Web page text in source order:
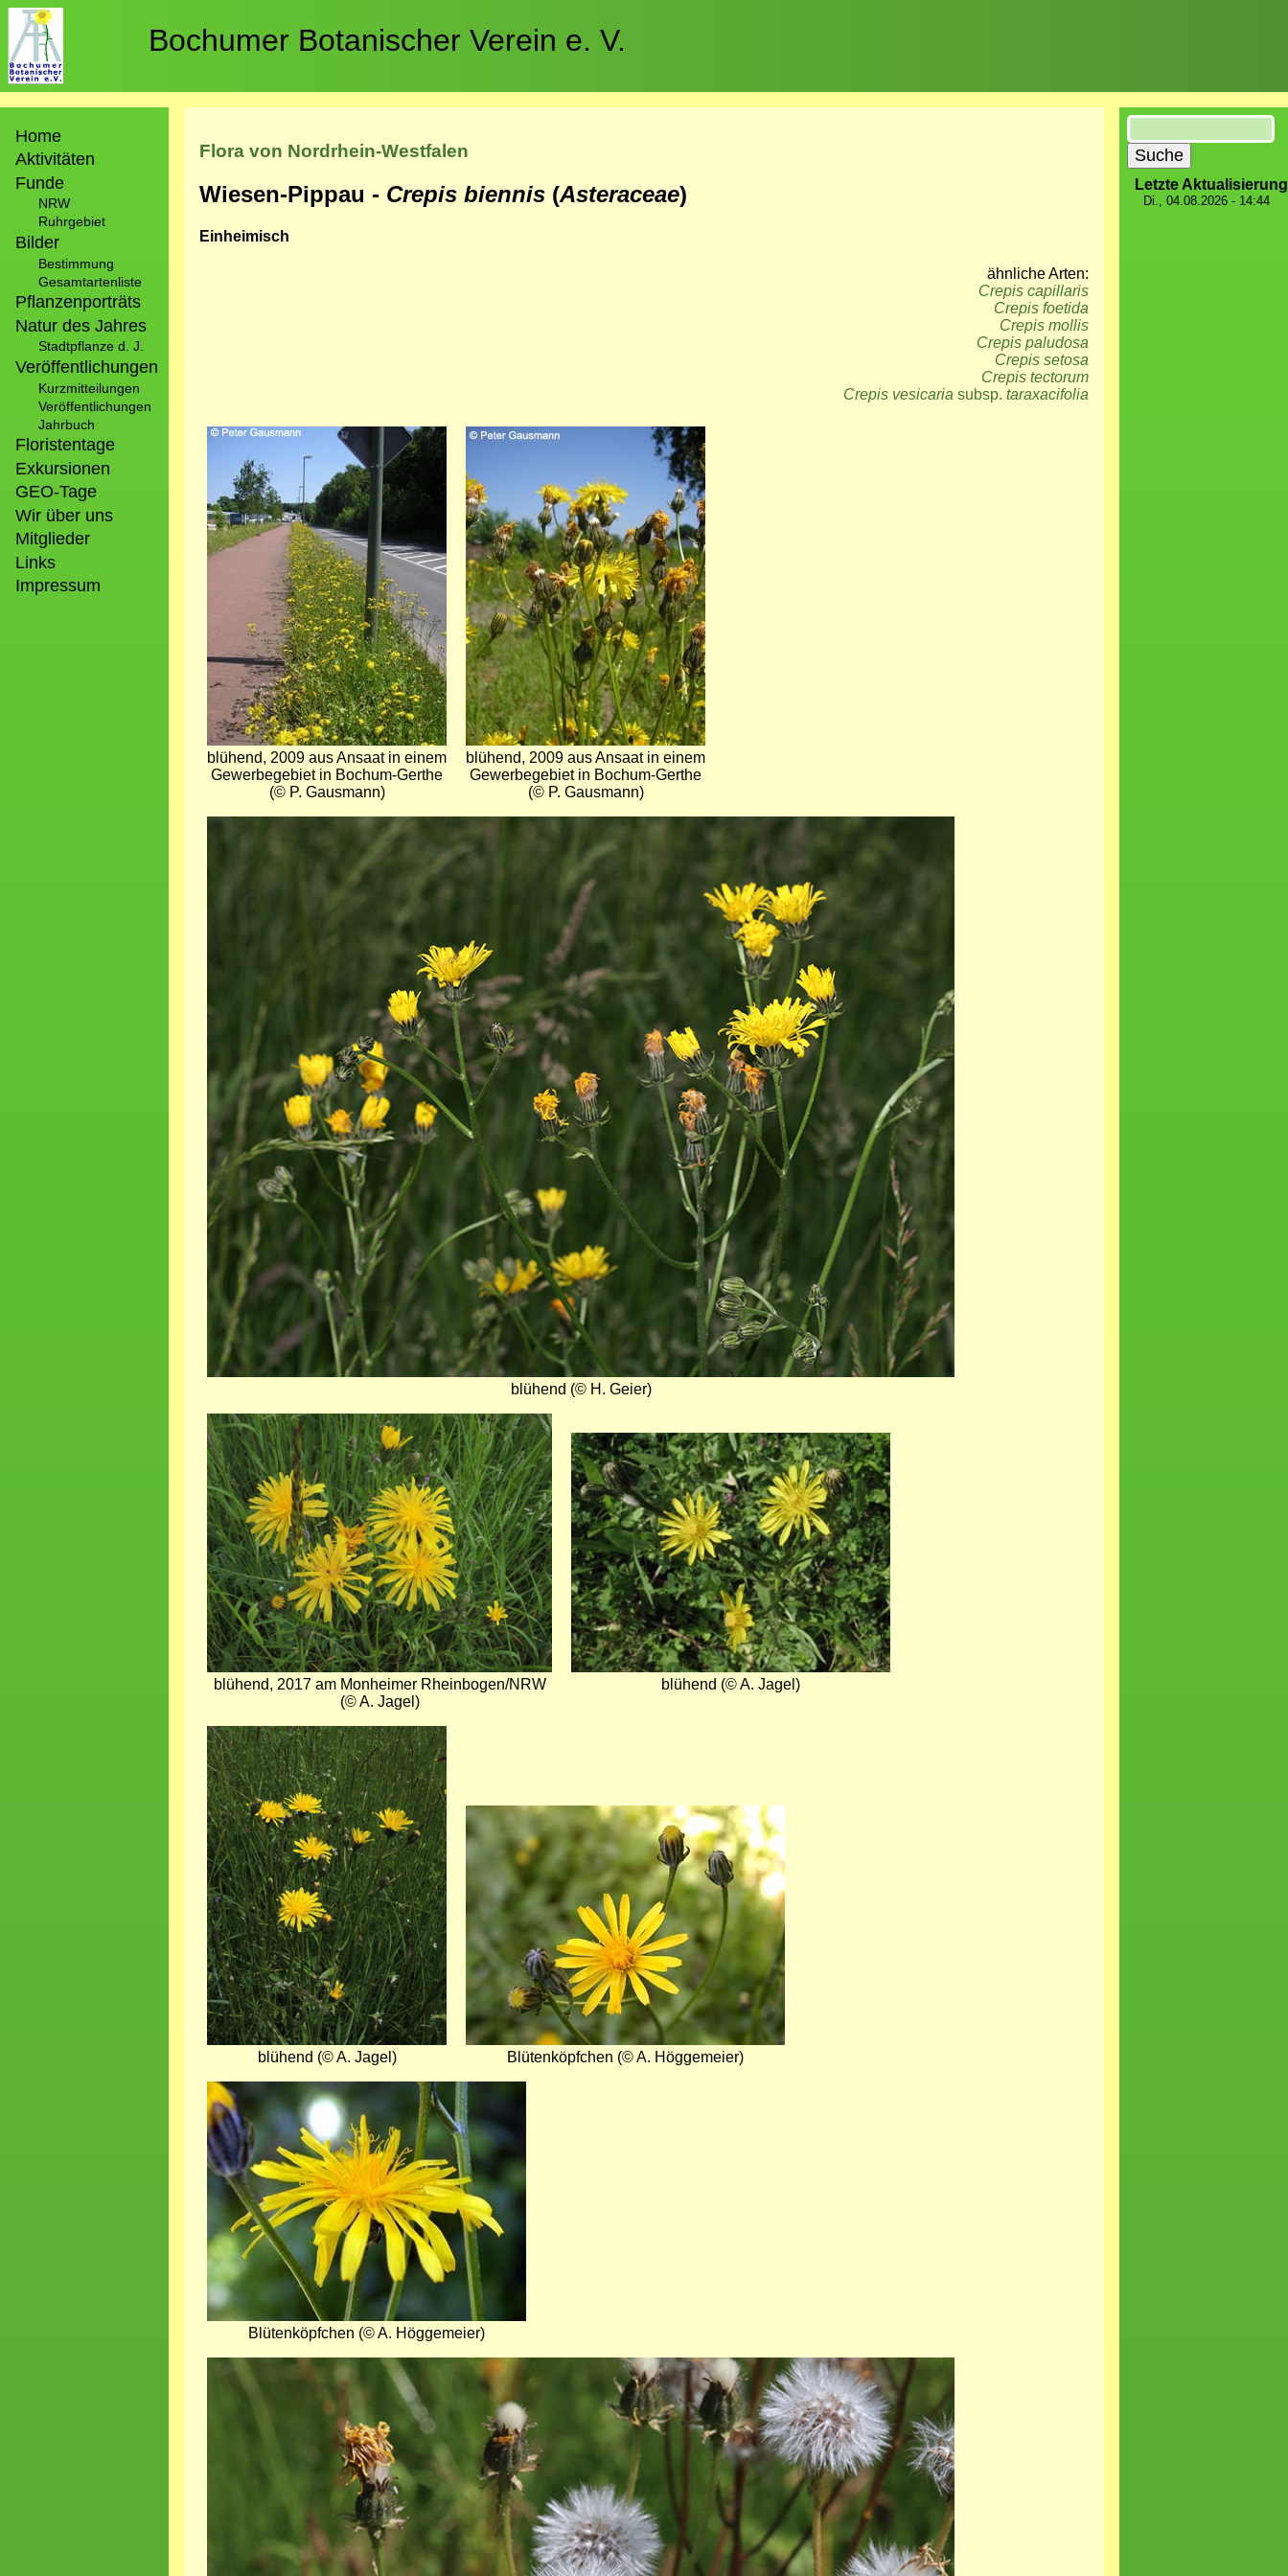
Direkt
zum
Inhalt
Bochumer Botanischer Verein e. V.
Home
Aktivitäten
Funde
NRW
Ruhrgebiet
Bilder
Bestimmung
Gesamtartenliste
Pflanzenporträts
Natur des Jahres
Stadtpflanze d. J.
Veröffentlichungen
Kurzmitteilungen
Veröffentlichungen
Jahrbuch
Floristentage
Exkursionen
GEO-Tage
Wir über uns
Mitglieder
Links
Impressum
Flora von Nordrhein-Westfalen
Wiesen-Pippau - Crepis biennis (Asteraceae)
Einheimisch
ähnliche Arten:
Crepis capillaris
Crepis foetida
Crepis mollis
Crepis paludosa
Crepis setosa
Crepis tectorum
Crepis vesicaria subsp. taraxacifolia
Bild
blühend, 2009 aus Ansaat in einem
Gewerbegebiet in Bochum-Gerthe
(© P. Gausmann)
Bild
blühend, 2009 aus Ansaat in einem
Gewerbegebiet in Bochum-Gerthe
(© P. Gausmann)
Bild
blühend (© H. Geier)
Bild
blühend, 2017 am Monheimer Rheinbogen/NRW
(© A. Jagel)
Bild
blühend (© A. Jagel)
Bild
blühend (© A. Jagel)
Bild
Blütenköpfchen (© A. Höggemeier)
Bild
Blütenköpfchen (© A. Höggemeier)
Suche
Letzte Aktualisierung
Di., 04.08.2026 - 14:44